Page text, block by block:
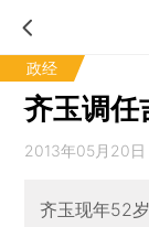
政经
齐玉调任
2013年05月20日
齐玉现年52